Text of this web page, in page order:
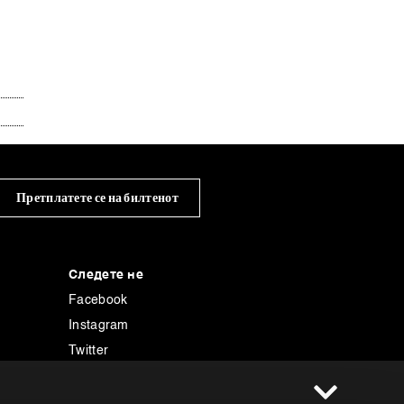
Претплатете се на билтенот
Следете не
Facebook
Instagram
Twitter